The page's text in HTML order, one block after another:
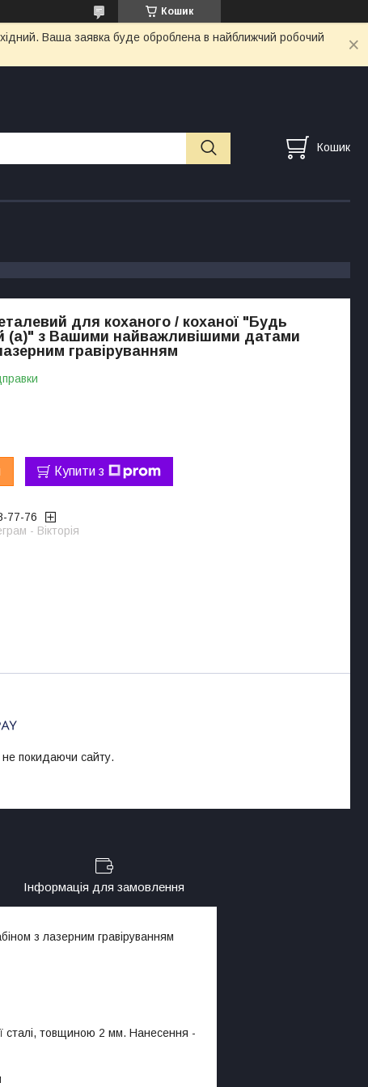
Кошик
Ваша заявка буде оброблена в найближчий робочий
Кошик
для коханого / коханої "Будь
(а)" з Вашими найважливішими датами
гравіруванням
Купити з
77-76
- Вікторія
не покидаючи сайту.
Інформація для замовлення
з лазерним гравіруванням
сталі, товщиною 2 мм. Нанесення -